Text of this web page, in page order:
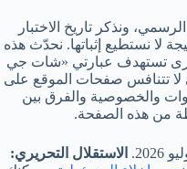
ونذكر تاريخ الاختبار
لا نستطيع إثباتها. نحدّث هذه
تستهدف عبارتي «شات جي
تتنافس صفحات الموقع على
والخصوصية والفرق بين
الاستقلال التحريري: